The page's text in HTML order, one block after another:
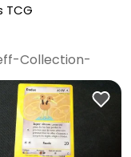
TCG
Collection-
Pro